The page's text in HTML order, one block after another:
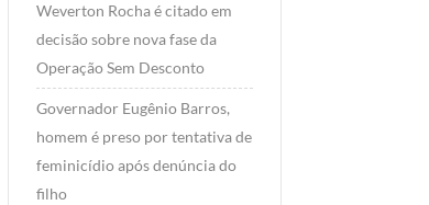
Weverton Rocha é citado em
decisão sobre nova fase da
Operação Sem Desconto
Governador Eugênio Barros,
homem é preso por tentativa de
feminicídio após denúncia do
filho